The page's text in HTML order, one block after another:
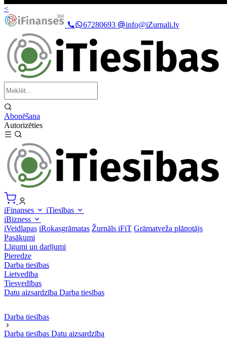
<
67280693
info@iZurnali.lv
Abonēšana
Autorizēties
iFinanses
iTiesības
iBizness
iVeidlapas iRokasgrāmatas Žurnāls iFiT Grāmatveža plānotājs
Pasākumi
Līgumi un darījumi
Pieredze
Darba tiesības
Lietvedība
Tiesvedības
Datu aizsardzība Darba tiesības
Darba tiesības
Darba tiesības Datu aizsardzība